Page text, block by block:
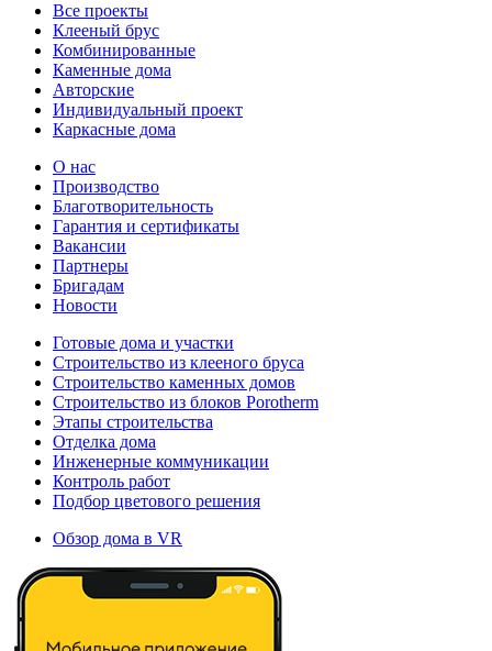
Все проекты
Клееный брус
Комбинированные
Каменные дома
Авторские
Индивидуальный проект
Каркасные дома
О нас
Производство
Благотворительность
Гарантия и сертификаты
Вакансии
Партнеры
Бригадам
Новости
Готовые дома и участки
Строительство из клееного бруса
Строительство каменных домов
Строительство из блоков Porotherm
Этапы строительства
Отделка дома
Инженерные коммуникации
Контроль работ
Подбор цветового решения
Обзор дома в VR